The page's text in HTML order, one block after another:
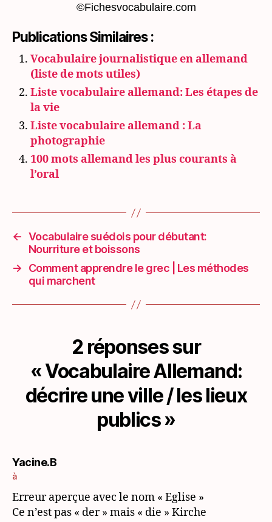
©Fichesvocabulaire.com
Publications Similaires :
Vocabulaire journalistique en allemand
(liste de mots utiles)
Liste vocabulaire allemand: Les étapes de
la vie
Liste vocabulaire allemand : La
photographie
100 mots allemand les plus courants à
l’oral
← Vocabulaire suédois pour débutant:
Nourriture et boissons
→
Comment apprendre le grec | Les méthodes
qui marchent
2 réponses sur
« Vocabulaire Allemand:
décrire une ville / les lieux
publics »
Yacine.Bdit :
à
Erreur aperçue avec le nom « Eglise »
Ce n’est pas « der » mais « die » Kirche